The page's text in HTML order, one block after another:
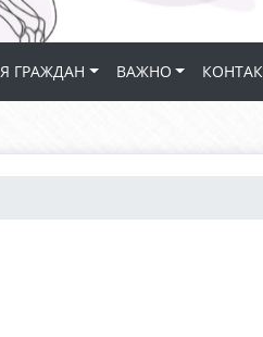
ГРАЖДАН ВАЖНО